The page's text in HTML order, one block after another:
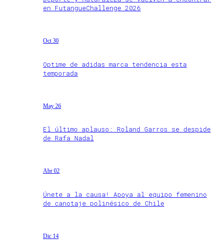
en FutangueChallenge 2026
Oct 30
Optime de adidas marca tendencia esta
temporada
May 26
El último aplauso: Roland Garros se despide
de Rafa Nadal
Abr 02
Únete a la causa! Apoya al equipo femenino
de canotaje polinésico de Chile
Dic 14